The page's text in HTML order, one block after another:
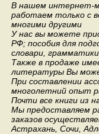
В нашем интернет-
работаем только с
многими другими
У нас вы можете
РФ; пособия для
словари,
Также в продаже
литературы Вы
При составлении
многолетний опыт
Почти все книги из
Мы предоставляем
заказов
Астрахань, Сочи,